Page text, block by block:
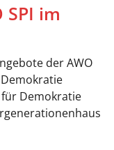
SPI im
der AWO
Demokratie